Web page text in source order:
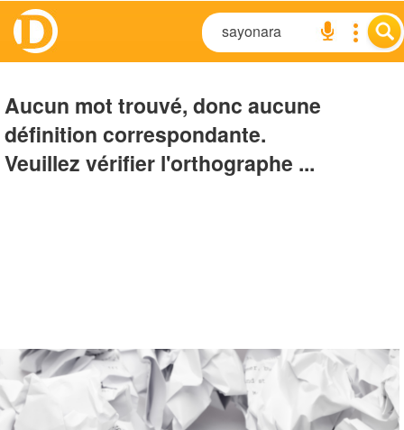
Aucun mot trouvé, donc aucune
définition correspondante.
Veuillez vérifier l'orthographe ...